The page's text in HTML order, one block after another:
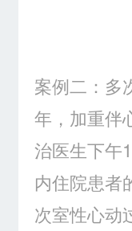
案例二：多
年，加重伴
治医生下午
内住院患者
次室性心动